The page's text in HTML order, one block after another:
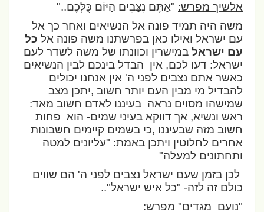
אלשיך מפרש:"אַתֶּם נִצָּבִים הַיּוֹם כֻּלְּכֶם.."
משה היה תמיד פונה אל הנשיאים ואחר כך אל
עם ישראל ואילו כאן בפרשתנו משה פונה אלכל
עם ישראלבמישרין וכוונתו של משה לשדר לעם
ישראל: דעו לכם, אין הבדל בינכם לבין הנשיאים
כאשר אתם נצבים לפני ה' אין אנחנו יכולים
להבדיל מי מבין העם יותר חשוב ,יתכן מצב
שמישהו מסוים נראה בעיננו לאדם חשוב מאד:
ראש ונשיא, אך דווקא בעיני שמים- הוא פחות
חשוב מזה שבעיננו ,כי בשמים קיימים חשבונות
אחרים לחלוטין ויתכן באמת: "עליונים למטה
ותחתונים למעלה"
לכן בזמן שעם ישראל נצבים לפני ה' הם שווים
כולם זה לזה- "כל איש ישראל"..
"נועם מגדים" מפרש: